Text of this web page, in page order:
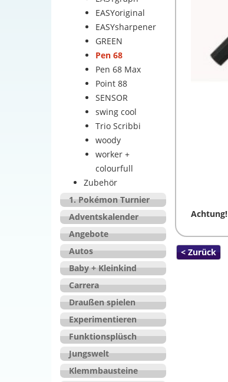
EASYoriginal
EASYsharpener
GREEN
Pen 68
Pen 68 Max
Point 88
SENSOR
swing cool
Trio Scribbi
woody
worker +
colourfull
Zubehör
1. Pokémon Turnier
Adventskalender
Angebote
Autos
Baby + Kleinkind
Carrera
Draußen spielen
Experimentieren
Funktionsplüsch
Jungswelt
Klemmbausteine
Achtung!
< Zurück